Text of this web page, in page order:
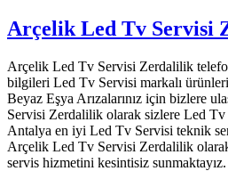
Arçelik Led Tv Servisi
Arçelik Led Tv Servisi Zerdalilik
bilgileri Led Tv Servisi markalı
Beyaz Eşya Arızalarınız için bizlere
Servisi Zerdalilik olarak sizlere Led
Antalya en iyi Led Tv Servisi teknik
Arçelik Led Tv Servisi Zerdalilik
servis hizmetini kesintisiz sunmaktayız.